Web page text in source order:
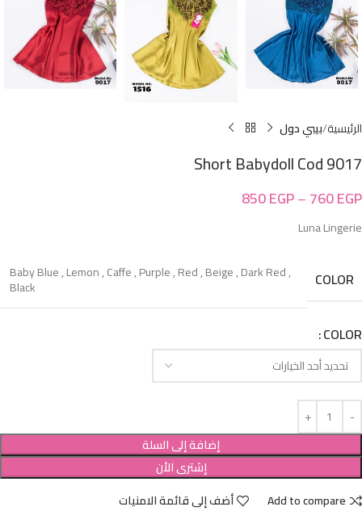
الرئيسية بيبي دول
Short Babydoll Cod 9017
760EGP
–
850EGP
Luna Lingerie
COLOR
Baby Blue,Lemon,Caffe,Purple,Red,Beige,Dark Red,
Black
COLOR
إضافة إلى السلة
إشترى الأن
Add to compare
أضف إلى قائمة الامنيات